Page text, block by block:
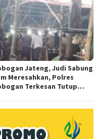
Jateng, Judi Sabung
Meresahkan, Polres
Terkesan Tutup